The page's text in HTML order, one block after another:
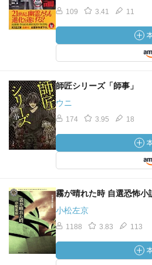
109 3.41 11
師匠シリーズ「師事」
ウニ
174 3.95 18
霧が晴れた時 自選恐怖小
小松左京
1188 3.83 113